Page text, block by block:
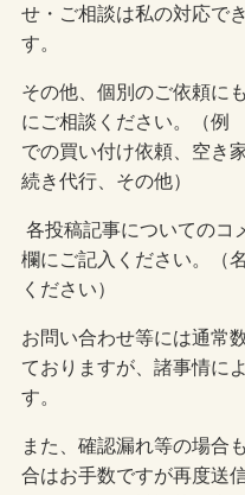
せ・ご相談は私の対応で
す。
その他、個別のご依頼に
にご相談ください。（例
での買い付け依頼、空き
続き代行、その他）
各投稿記事についてのコ
欄にご記入ください。（
ください）
お問い合わせ等には通常
ておりますが、諸事情に
す。
また、確認漏れ等の場合
合はお手数ですが再度送